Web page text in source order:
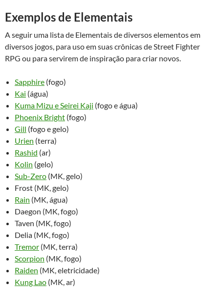
Exemplos de Elementais
A seguir uma lista de Elementais de diversos elementos em
diversos jogos, para uso em suas crônicas de Street Fighter
RPG ou para servirem de inspiração para criar novos.
Sapphire (fogo)
Kai (água)
Kuma Mizu e Seirei Kaji (fogo e água)
Phoenix Bright (fogo)
Gill (fogo e gelo)
Urien (terra)
Rashid (ar)
Kolin (gelo)
Sub-Zero (MK, gelo)
Frost (MK, gelo)
Rain (MK, água)
Daegon (MK, fogo)
Taven (MK, fogo)
Delia (MK, fogo)
Tremor (MK, terra)
Scorpion (MK, fogo)
Raiden (MK, eletricidade)
Kung Lao (MK, ar)